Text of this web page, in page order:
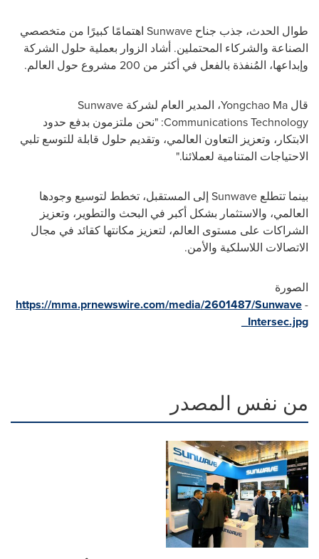
طوال الحدث، جذب جناح Sunwave اهتمامًا كبيرًا من متخصصي
الصناعة والشركاء المحتملين. أشاد الزوار بعملية حلول الشركة
وإبداعها، المُنفذة بالفعل في أكثر من 200 مشروع حول العالم.
قال Yongchao Ma، المدير العام لشركة Sunwave
Communications Technology: "نحن ملتزمون بدفع حدود
الابتكار، وتعزيز التعاون العالمي، وتقديم حلول قابلة للتوسع تلبي
الاحتياجات المتنامية لعملائنا."
بينما تتطلع Sunwave إلى المستقبل، تخطط لتوسيع وجودها
العالمي، والاستثمار بشكل أكبر في البحث والتطوير، وتعزيز
الشراكات على مستوى العالم، لتعزيز مكانتها كقائد في مجال
الاتصالات اللاسلكية والأمن.
الصورة
-
https://mma.prnewswire.com/media/2601487/Sunwave
_Intersec.jpg
من نفس المصدر